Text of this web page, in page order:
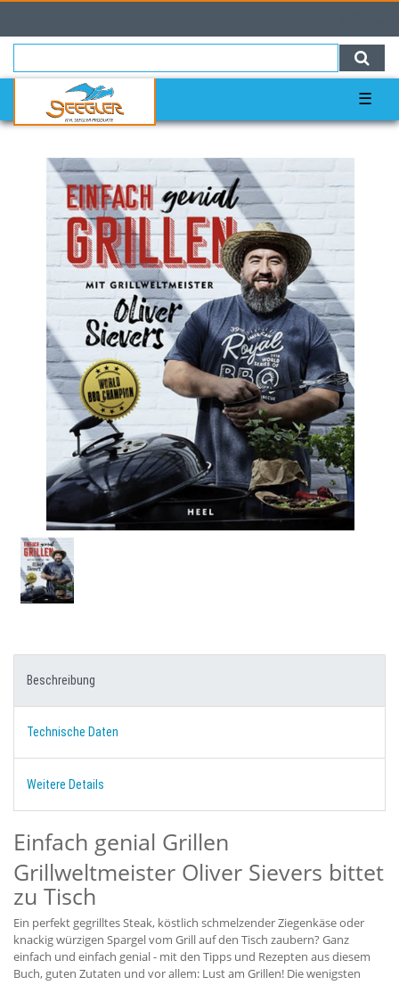
☰
Beschreibung
Technische Daten
Weitere Details
Einfach genial Grillen
Grillweltmeister Oliver Sievers bittet
zu Tisch
Ein perfekt gegrilltes Steak, köstlich schmelzender Ziegenkäse oder
knackig würzigen Spargel vom Grill auf den Tisch zaubern? Ganz
einfach und einfach genial - mit den Tipps und Rezepten aus diesem
Buch, guten Zutaten und vor allem: Lust am Grillen! Die wenigsten